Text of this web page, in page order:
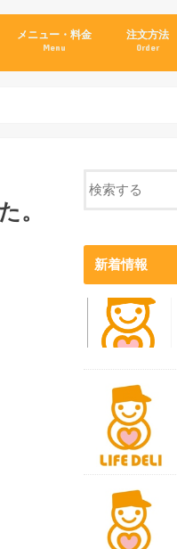
メニュー・料金
Menu
注文方法
Order
。
新着情報